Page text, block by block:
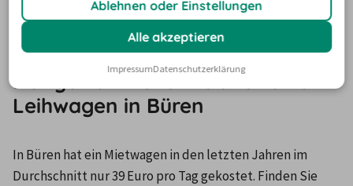
verwalten.
Der gewöhnliche Preis für einen
Leihwagen in Büren
In Büren hat ein Mietwagen in den letzten Jahren im
Durchschnitt nur 39 Euro pro Tag gekostet. Finden Sie
Ablehnen oder Einstellungen
Alle akzeptieren
ImpressumDatenschutzerklärung